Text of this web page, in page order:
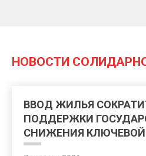
НОВОСТИ
ВВОД ЖИЛЬЯ
ПОДДЕРЖКИ
СНИЖЕНИЯ КЛЮЧЕВОЙ